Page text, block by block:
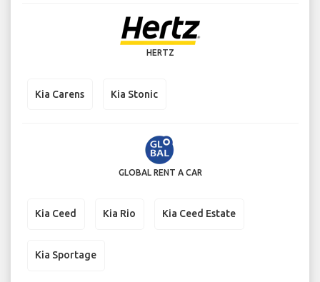
HERTZ
Kia Carens Kia Stonic
GLOBAL RENT A CAR
Kia Ceed Kia Rio Kia Ceed Estate
Kia Sportage